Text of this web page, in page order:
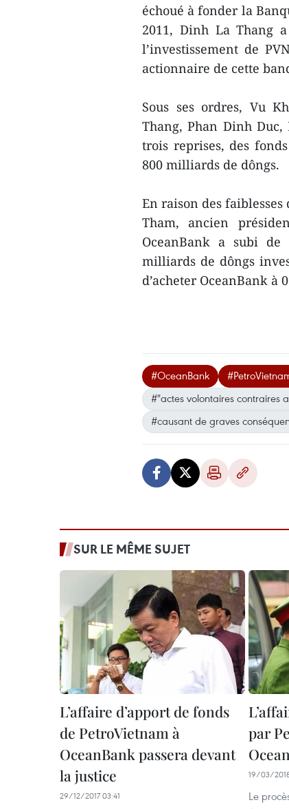
échoué à fonder la
2011, Dinh La Thang
l’investissement de
actionnaire de cette
Sous ses ordres, Vu
Thang, Phan Dinh
trois reprises, des
800 milliards de dôngs.
En raison des faiblesses
Tham, ancien
OceanBank a subi de
milliards de dôngs
d’acheter OceanBank à
#OceanBank
#"actes volontaires contraires
#causant de graves
SUR LE MÊME SUJET
L’affaire d’apport de fonds
de PetroVietnam à
OceanBank passera devant
la justice
29/12/2017 03:41
par
19/03/
Le